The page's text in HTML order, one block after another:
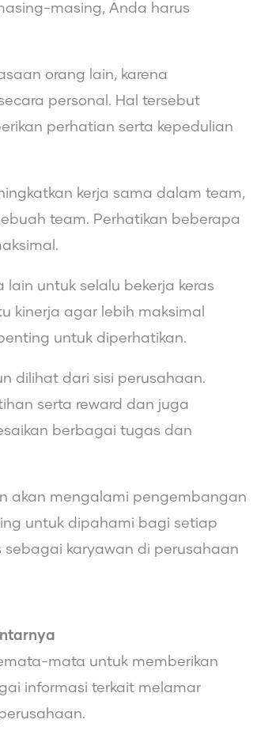
masing, Anda harus
orang lain, karena
personal. Hal tersebut
perhatian serta kepedulian
kerja sama dalam team,
team. Perhatikan beberapa
untuk selalu bekerja keras
kinerja agar lebih maksimal
untuk diperhatikan.
dilihat dari sisi perusahaan.
serta reward dan juga
berbagai tugas dan
akan mengalami pengembangan
untuk dipahami bagi setiap
karyawan di perusahaan
mata untuk memberikan
informasi terkait melamar